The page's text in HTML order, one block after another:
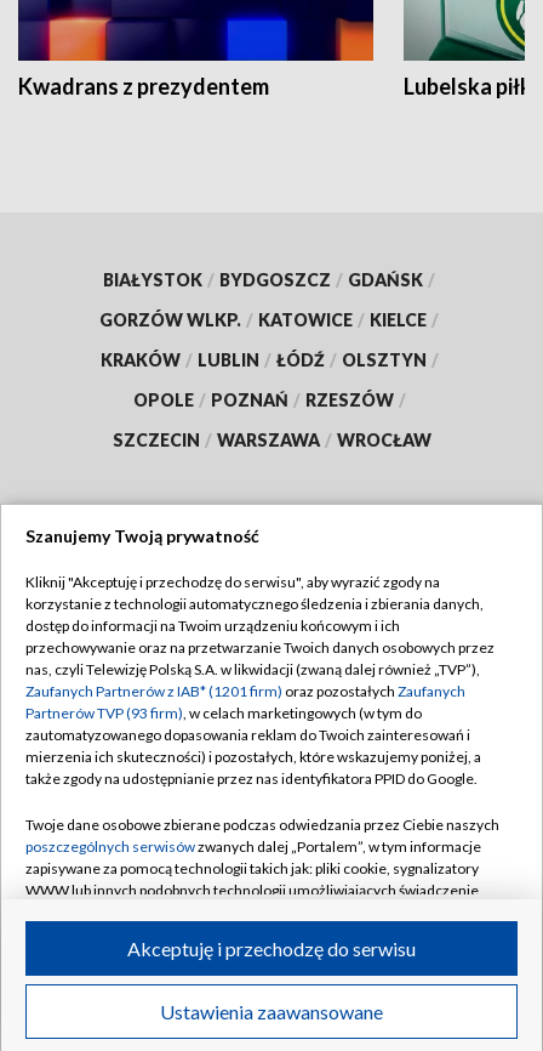
Kwadrans z prezydentem Lubelska piłka
BIAŁYSTOK / BYDGOSZCZ / GDAŃSK /
GORZÓW WLKP. / KATOWICE / KIELCE /
KRAKÓW / LUBLIN / ŁÓDŹ / OLSZTYN /
OPOLE / POZNAŃ / RZESZÓW /
SZCZECIN / WARSZAWA / WROCŁAW
TVP
Abonament TVP
Emisja w TVP
Centrum informacji TVP
Naziemna Telewizja Cyfrowa
Rada Programowa
System NOS
Informacje o nadawcy
Program dla prasy
Ogłoszenie przetargowe
Regulamin TVP
Polityka prywatności
Moje zgody
Pomoc
Kontakt
Kanały
©2026 Telewizja Polska S.A. w likwidacji
Szanujemy Twoją prywatność
Kliknij "Akceptuję i przechodzę do serwisu", aby wyrazić zgody na
korzystanie z technologii automatycznego śledzenia i zbierania danych,
dostęp do informacji na Twoim urządzeniu końcowym i ich
przechowywanie oraz na przetwarzanie Twoich danych osobowych przez
nas, czyli Telewizję Polską S.A. w likwidacji (zwaną dalej również „TVP”),
Zaufanych Partnerów z IAB* (1201 firm) oraz pozostałych Zaufanych
Partnerów TVP (93 firm), w celach marketingowych (w tym do
zautomatyzowanego dopasowania reklam do Twoich zainteresowań i
mierzenia ich skuteczności) i pozostałych, które wskazujemy poniżej, a
także zgody na udostępnianie przez nas identyfikatora PPID do Google.
Twoje dane osobowe zbierane podczas odwiedzania przez Ciebie naszych
poszczególnych serwisówzwanych dalej „Portalem”, w tym informacje
zapisywane za pomocą technologii takich jak: pliki cookie, sygnalizatory
WWW lub innych podobnych technologii umożliwiających świadczenie
ruchu w Internecie.
Twoje dane osobowe zbierane podczas odwiedzania przez Ciebie
poszczególnych serwisówna Portalu, takie jak adresy IP, identyfikatory
Ustawienia zaawansowane
Akceptuję i przechodzę do serwisu